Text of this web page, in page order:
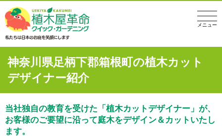
メニュー
神奈川県足柄下郡箱根町の植木カット
デザイナー紹介
当社独自の教育を受けた「植木カットデザイナー」が、
お客様のご要望に沿って庭木をデザイン＆カットいたし
ます。